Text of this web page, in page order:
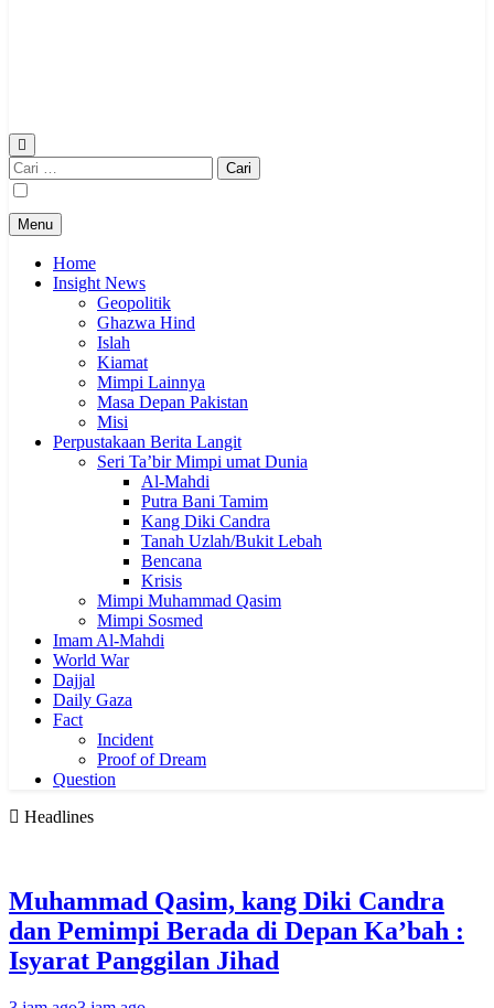
Cari
untuk:
Menu
Home
Insight News
Geopolitik
Ghazwa Hind
Islah
Kiamat
Mimpi Lainnya
Masa Depan Pakistan
Misi
Perpustakaan Berita Langit
Seri Ta’bir Mimpi umat Dunia
Al-Mahdi
Putra Bani Tamim
Kang Diki Candra
Tanah Uzlah/Bukit Lebah
Bencana
Krisis
Mimpi Muhammad Qasim
Mimpi Sosmed
Imam Al-Mahdi
World War
Dajjal
Daily Gaza
Fact
Incident
Proof of Dream
Question
Headlines
Muhammad Qasim, kang Diki Candra
dan Pemimpi Berada di Depan Ka’bah :
Isyarat Panggilan Jihad